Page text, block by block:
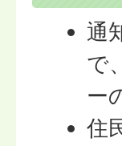
通
で
ー
住